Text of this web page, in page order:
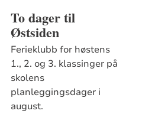
To dager til
Østsiden
Ferieklubb for høstens
1., 2. og 3. klassinger på
skolens
planleggingsdager i
august.